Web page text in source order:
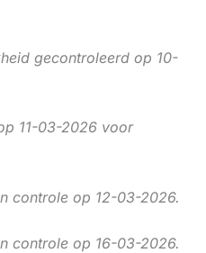
gecontroleerd op 10-
11-03-2026 voor
controle op 12-03-2026.
controle op 16-03-2026.